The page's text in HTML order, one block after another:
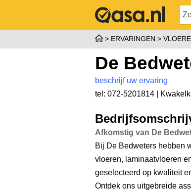
ERVARINGEN
De
beschrijf uw ervaring
tel: 072-5201814 |
Afkomstig van De
Bij De Bedweters hebben
vloeren, laminaatvloeren
geselecteerd op kwaliteit
Ontdek ons uitgebreide